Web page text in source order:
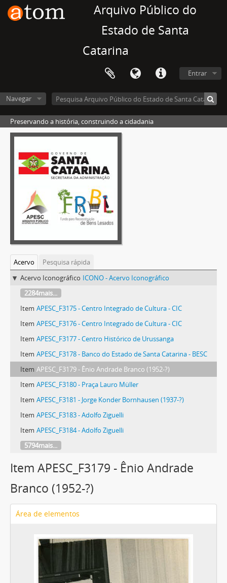
Arquivo Público do
Estado de Santa
Catarina
Entrar
Navegar
Preservando a história, construindo a cidadania
Acervo
Pesquisa rápida
Acervo Iconográfico ICONO - Acervo Iconográfico
2284mais...
Item APESC_F3175 - Centro Integrado de Cultura - CIC
Item APESC_F3176 - Centro Integrado de Cultura - CIC
Item APESC_F3177 - Centro Histórico de Urussanga
Item APESC_F3178 - Banco do Estado de Santa Catarina - BESC
Item APESC_F3179 - Ênio Andrade Branco (1952-?)
Item APESC_F3180 - Praça Lauro Müller
Item APESC_F3181 - Jorge Konder Bornhausen (1937-?)
Item APESC_F3183 - Adolfo Ziguelli
Item APESC_F3184 - Adolfo Ziguelli
5794mais...
Item APESC_F3179 - Ênio Andrade
Branco (1952-?)
Área de elementos